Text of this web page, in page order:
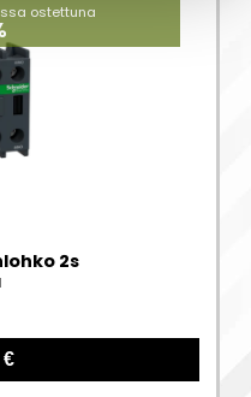
ostettuna
2s
€